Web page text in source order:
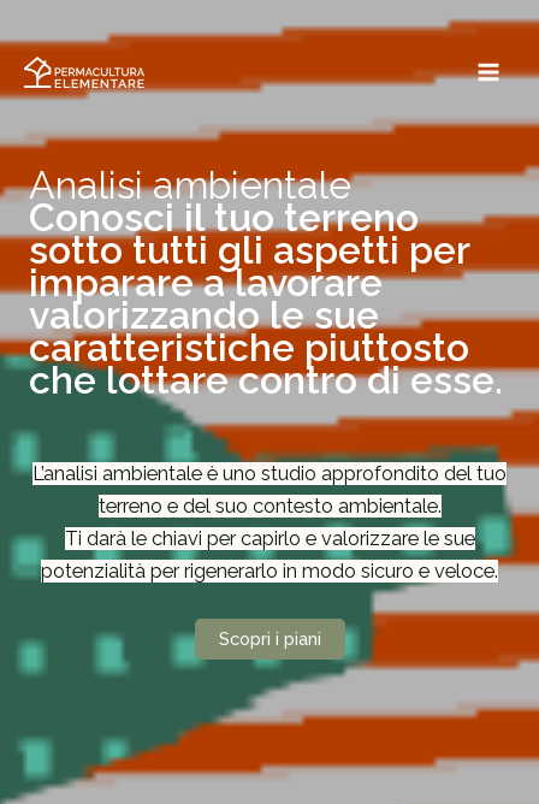
al
contenuto
Analisi ambientale
Conosci il tuo terreno
sotto tutti gli aspetti per
imparare a lavorare
valorizzando le sue
caratteristiche piuttosto
che lottare contro di esse.
L’analisi ambientale è uno studio approfondito del tuo
terreno e del suo contesto ambientale.
Ti darà le chiavi per capirlo e valorizzare le sue
potenzialità per rigenerarlo in modo sicuro e veloce.
Scopri i piani